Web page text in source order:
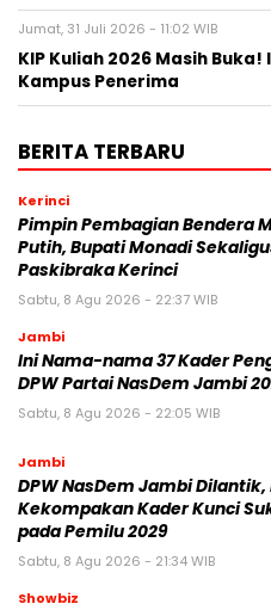
Jumat, 31 Juli 2026 - 11:02 WIB
KIP Kuliah 2026 Masih
Kampus Penerima
BERITA TERBARU
Kerinci
Pimpin Pembagian Bendera
Putih, Bupati Monadi
Paskibraka Kerinci
Sabtu, 8 Agu 2026 - 22:37 WIB
Jambi
Ini Nama-nama 37 Kader
DPW Partai NasDem Jambi
Sabtu, 8 Agu 2026 - 22:05 WIB
Jambi
DPW NasDem Jambi
Kekompakan Kader Kunci
pada Pemilu 2029
Sabtu, 8 Agu 2026 - 21:34 WIB
Showbiz